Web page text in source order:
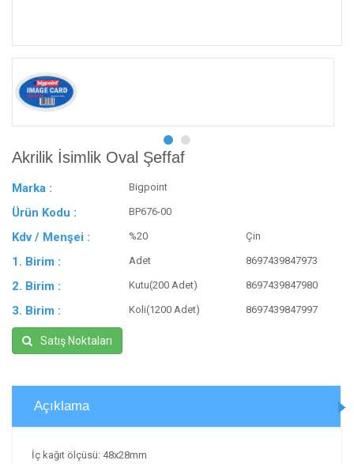
Akrilik İsimlik Oval Şeffaf
Marka : Bigpoint
Ürün Kodu : BP676-00
Kdv / Menşei : %20 Çin
1. Birim : Adet 8697439847973
2. Birim : Kutu(200 Adet) 8697439847980
3. Birim : Koli(1200 Adet) 8697439847997
Satış Noktaları
Açıklama
İç kağıt ölçüsü: 48x28mm